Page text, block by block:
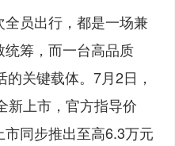
员出行，都是一场兼
筹，而一台高品质
关键载体。7月2日，
新上市，官方指导价
同步推出至高6.3万元